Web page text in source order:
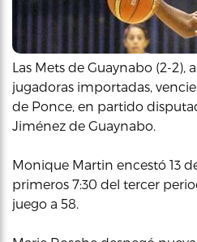
Las Mets de Guaynabo (2-2),
jugadoras importadas,
de Ponce, en partido
Jiménez de Guaynabo.
Monique Martin encestó 13
primeros 7:30 del tercer
juego a 58.